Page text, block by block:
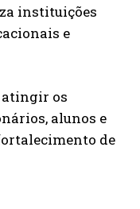
instituições
e
atingir os
alunos e
de